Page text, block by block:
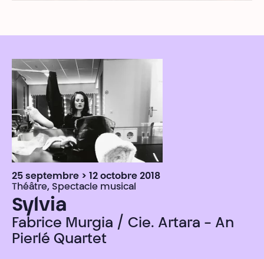
25 septembre > 12 octobre 2018
Théâtre, Spectacle musical
Sylvia
Fabrice Murgia / Cie. Artara - An
Pierlé Quartet